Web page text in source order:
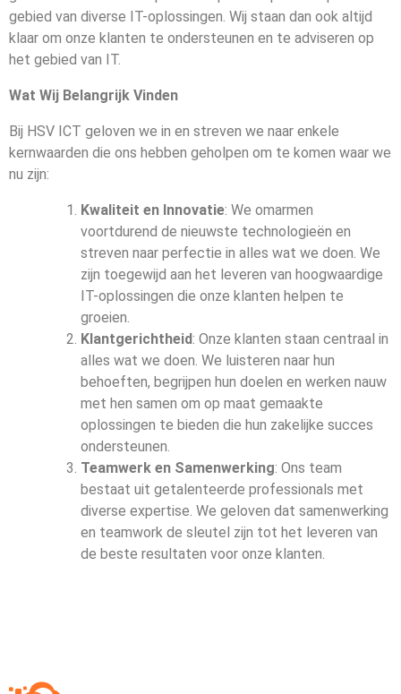
gebied van diverse IT-oplossingen. Wij staan dan ook altijd
klaar om onze klanten te ondersteunen en te adviseren op
het gebied van IT.
Wat Wij Belangrijk Vinden
Bij HSV ICT geloven we in en streven we naar enkele
kernwaarden die ons hebben geholpen om te komen waar we
nu zijn:
Kwaliteit en Innovatie: We omarmen
voortdurend de nieuwste technologieën en
streven naar perfectie in alles wat we doen. We
zijn toegewijd aan het leveren van hoogwaardige
IT-oplossingen die onze klanten helpen te
groeien.
Klantgerichtheid: Onze klanten staan centraal in
alles wat we doen. We luisteren naar hun
behoeften, begrijpen hun doelen en werken nauw
met hen samen om op maat gemaakte
oplossingen te bieden die hun zakelijke succes
ondersteunen.
Teamwerk en Samenwerking: Ons team
bestaat uit getalenteerde professionals met
diverse expertise. We geloven dat samenwerking
en teamwork de sleutel zijn tot het leveren van
de beste resultaten voor onze klanten.